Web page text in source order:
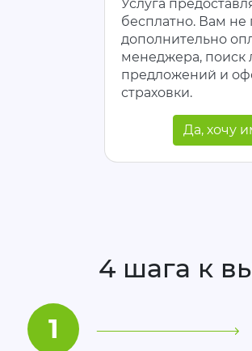
Услуга
бесплатно. Вам не
дополнительно
менеджера, поиск
предложений и
страховки.
Да, хочу
4 шага к
1